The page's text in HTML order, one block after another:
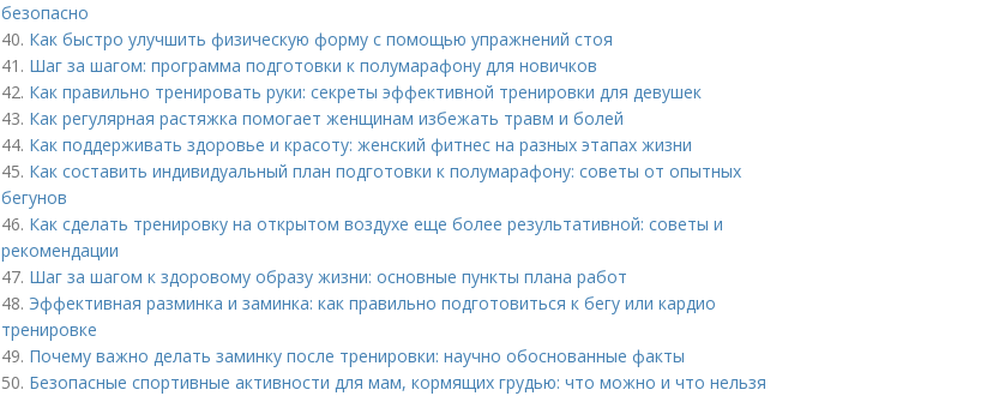
безопасно
40. Как быстро улучшить физическую форму с помощью упражнений стоя
41. Шаг за шагом: программа подготовки к полумарафону для новичков
42. Как правильно тренировать руки: секреты эффективной тренировки для девушек
43. Как регулярная растяжка помогает женщинам избежать травм и болей
44. Как поддерживать здоровье и красоту: женский фитнес на разных этапах жизни
45. Как составить индивидуальный план подготовки к полумарафону: советы от опытных
бегунов
46. Как сделать тренировку на открытом воздухе еще более результативной: советы и
рекомендации
47. Шаг за шагом к здоровому образу жизни: основные пункты плана работ
48. Эффективная разминка и заминка: как правильно подготовиться к бегу или кардио
тренировке
49. Почему важно делать заминку после тренировки: научно обоснованные факты
50. Безопасные спортивные активности для мам, кормящих грудью: что можно и что нельзя